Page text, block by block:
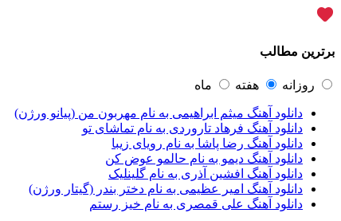
آرتان گادلی
آرتين شاهوران1
آرتین1
آرتین بهادری12
آرتین سلیمانی1
آردا1
آرسام 1
آرسام سالار 1
آرسین 2
برترین مطالب
روزانه هفته ماه
دانلود آهنگ میثم ابراهیمی به نام مهربون من (پیانو ورژن)
دانلود آهنگ فرهاد تاروردی به نام تماشای تو
دانلود آهنگ رضا پاشا به نام رویای زیبا
دانلود آهنگ دیمو به نام حالمو عوض کن
دانلود آهنگ افشین آذری به نام گلینلیک
دانلود آهنگ امیر عظیمی به نام دختر بندر (گیتار ورژن)
دانلود آهنگ علی قمصری به نام خیز رستم